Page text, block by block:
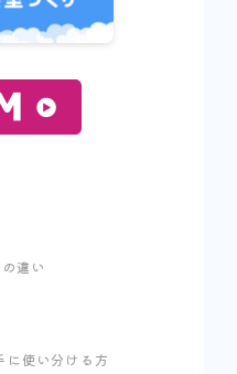
違い
使い分ける方